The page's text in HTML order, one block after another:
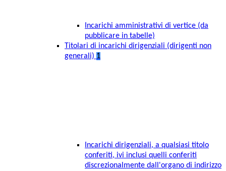
Incarichi amministrativi di vertice (da
pubblicare in tabelle)
Titolari di incarichi dirigenziali (dirigenti non
generali) 1
Incarichi dirigenziali, a qualsiasi titolo
conferiti, ivi inclusi quelli conferiti
discrezionalmente dall'organo di indirizzo